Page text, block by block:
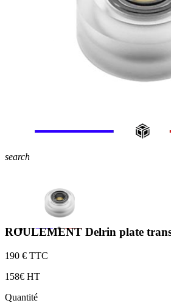
search
ROULEMENT Delrin plate
190 € TTC
1 58€ HT
Quantité